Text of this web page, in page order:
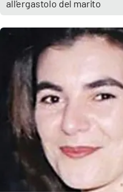
all’ergastolo del marito